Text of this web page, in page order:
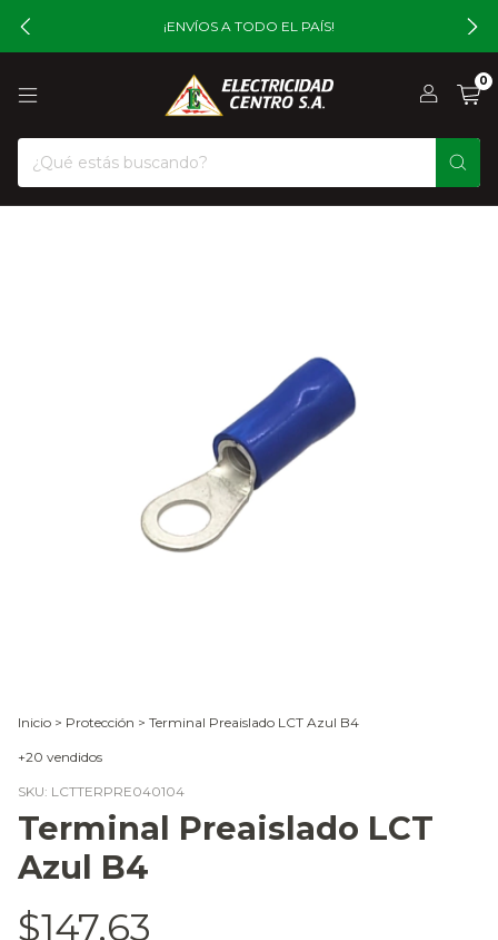
¡ENVÍOS A TODO EL PAÍS!
0
Inicio > Protección > Terminal Preaislado LCT Azul B4
+20 vendidos
SKU: LCTTERPRE040104
Terminal Preaislado LCT
Azul B4
$147,63